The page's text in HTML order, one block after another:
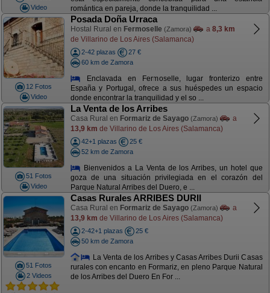
Video
romántica en pareja, donde la tranquilidad ...
12 Fotos
Video
Posada Doña Urraca
Hostal Rural en Fermoselle (Zamora) a 8,3 km
de Villarino de Los Aires (Salamanca)
2-42 plazas
27 €
60 km de Zamora
Enclavada en Fermoselle, lugar fronterizo entre
España y Portugal, ofrece a sus huéspedes un espacio
donde encontrar la tranquilidad y el so ...
51 Fotos
Video
La Venta de los Arribes
Casa Rural en Formariz de Sayago (Zamora)
a
13,9 km de Villarino de Los Aires (Salamanca)
42+1 plazas
25 €
52 km de Zamora
Bienvenidos a La Venta de los Arribes, un hotel que
goza de una situación privilegiada en el corazón del
Parque Natural Arribes del Duero, e ...
51 Fotos
2 Videos
Casas Rurales ARRIBES DURII
Casa Rural en Formariz de Sayago (Zamora)
a
13,9 km de Villarino de Los Aires (Salamanca)
2-42+1 plazas
25 €
50 km de Zamora
La Venta de los Arribes y Casas Arribes Durii Casas
rurales con encanto en Formariz, en pleno Parque Natural
de los Arribes del Duero En For ...